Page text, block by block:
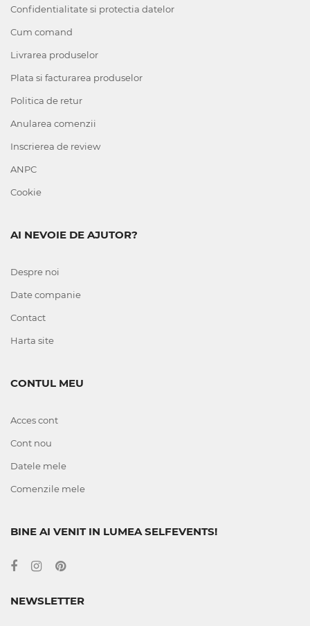
Confidentialitate si protectia datelor
Cum comand
Livrarea produselor
Plata si facturarea produselor
Politica de retur
Anularea comenzii
Inscrierea de review
ANPC
Cookie
AI NEVOIE DE AJUTOR?
Despre noi
Date companie
Contact
Harta site
CONTUL MEU
Acces cont
Cont nou
Datele mele
Comenzile mele
BINE AI VENIT IN LUMEA SELFEVENTS!
NEWSLETTER